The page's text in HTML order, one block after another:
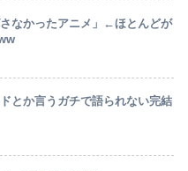
さなかったアニメ」←ほとんどが
とか言うガチで語られない完結